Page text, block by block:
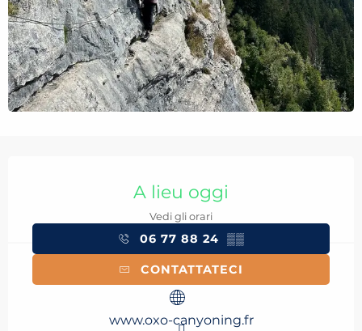
A lieu oggi
Vedi gli orari
06 77 88 24 ▒▒
CONTATTATECI
www.oxo-canyoning.fr